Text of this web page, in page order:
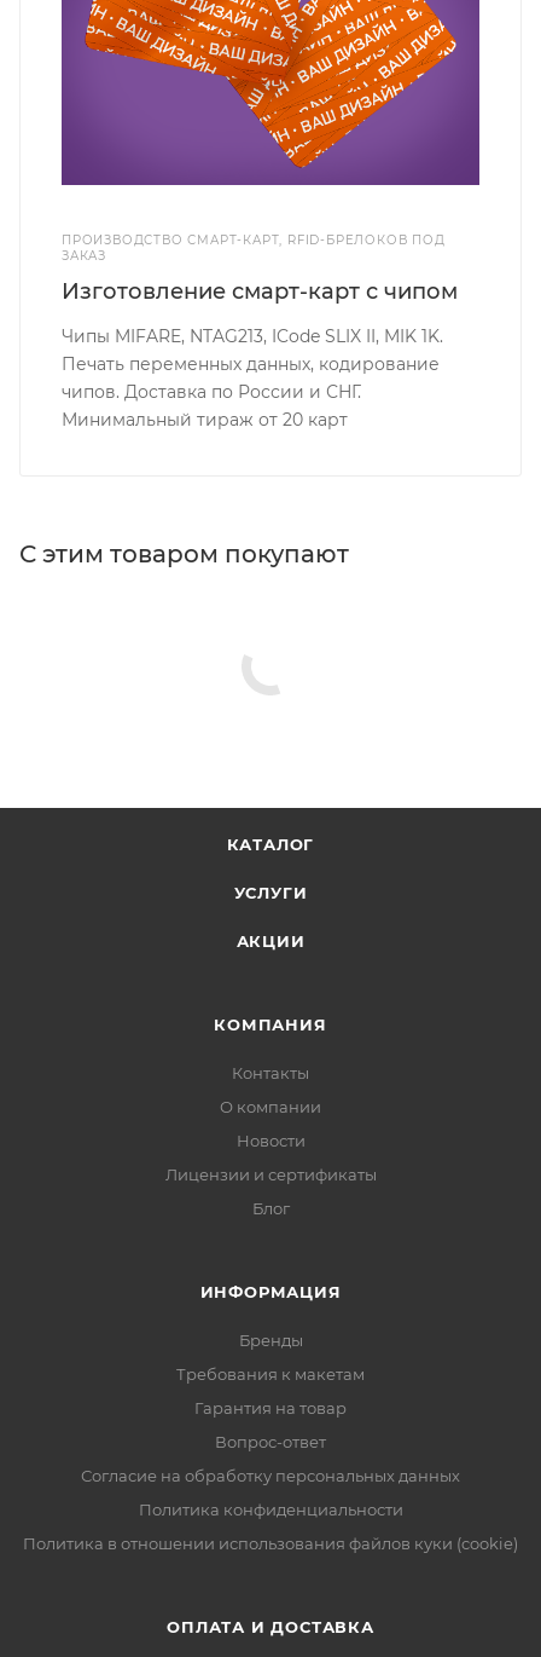
ПРОИЗВОДСТВО СМАРТ-КАРТ, RFID-БРЕЛОКОВ ПОД
ЗАКАЗ
Изготовление смарт-карт с чипом
Чипы MIFARE, NTAG213, ICode SLIX II, MIK 1K.
Печать переменных данных, кодирование
чипов. Доставка по России и СНГ.
Минимальный тираж от 20 карт
С этим товаром покупают
КАТАЛОГ
УСЛУГИ
АКЦИИ
КОМПАНИЯ
Контакты
О компании
Новости
Лицензии и сертификаты
Блог
ИНФОРМАЦИЯ
Бренды
Требования к макетам
Гарантия на товар
Вопрос-ответ
Согласие на обработку персональных данных
Политика конфиденциальности
Политика в отношении использования файлов куки (cookie)
ОПЛАТА И ДОСТАВКА